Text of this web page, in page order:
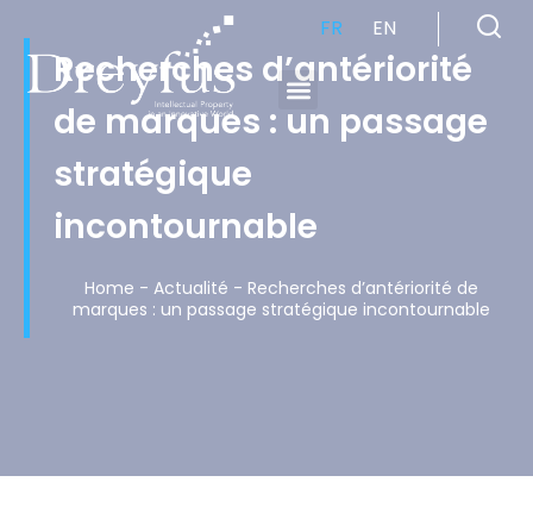
FR EN
Recherches d’antériorité
de marques : un passage
stratégique
incontournable
Home - Actualité - Recherches d’antériorité de
marques : un passage stratégique incontournable